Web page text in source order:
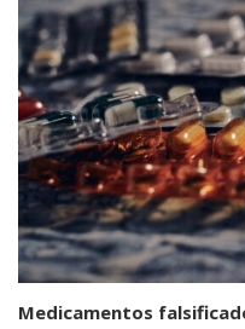
Medicamentos